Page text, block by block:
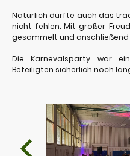
Natürlich durfte auch das
nicht fehlen. Mit großer
gesammelt und
Die Karnevalsparty war
Beteiligten sicherlich noch